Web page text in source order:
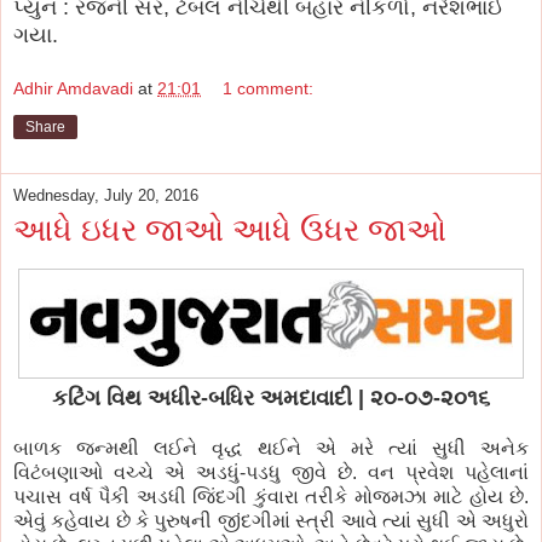
પ્યુન : રજની સર, ટેબલ નીચેથી બહાર નીકળો, નરેશભાઈ
ગયા.
Adhir Amdavadi at 21:01 1 comment:
Share
Wednesday, July 20, 2016
આધે ઇધર જાઓ આધે ઉધર જાઓ
કટિંગ વિથ અધીર-બધિર અમદાવાદી | ૨૦-૦૭-૨૦૧૬
બાળક જન્મથી લઈને વૃદ્ધ થઈને એ મરે ત્યાં સુધી અનેક
વિટંબણાઓ વચ્ચે એ અડધું-પડધુ જીવે છે. વન પ્રવેશ પહેલાનાં
પચાસ વર્ષ પૈકી અડધી જિંદગી કુંવારા તરીકે મોજમઝા માટે હોય છે.
એવું કહેવાય છે કે પુરુષની જીંદગીમાં સ્ત્રી આવે ત્યાં સુધી એ અધુરો